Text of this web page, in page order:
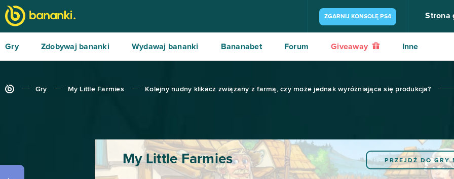
ZGARNIJ KONSOLĘ PS4 Strona
Gry Zdobywaj bananki Wydawaj bananki Bananabet Forum Giveaway Inne
Gry My Little Farmies Kolejny nudny klikacz związany z farmą, czy może jednak wyróżniająca się produkcja?
PRZEJDŹ DO GRY
My Little Farmies